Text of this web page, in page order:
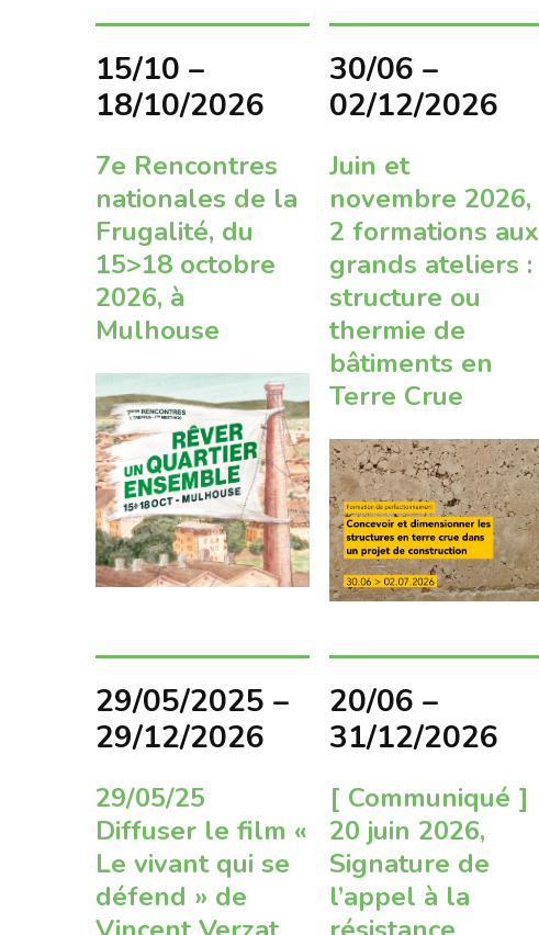
15/10 –
18/10/2026
7e Rencontres
nationales de la
Frugalité, du
15>18 octobre
2026, à
Mulhouse
30/06 –
02/12/2026
Juin et
novembre 2026,
2 formations aux
grands ateliers :
structure ou
thermie de
bâtiments en
Terre Crue
29/05/2025 –
29/12/2026
29/05/25
Diffuser le film «
Le vivant qui se
défend » de
20/06 –
31/12/2026
[ Communiqué ]
20 juin 2026,
Signature de
l’appel à la